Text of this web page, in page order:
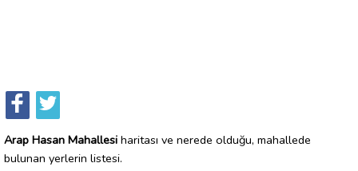
Arap Hasan Mahallesi haritası ve nerede olduğu, mahallede
bulunan yerlerin listesi.